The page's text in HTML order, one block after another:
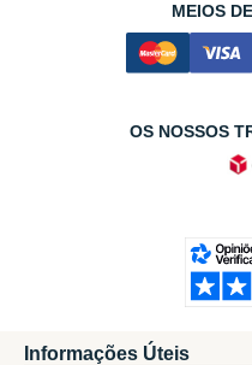
MEIOS
OS NOSSOS
Informações Úteis